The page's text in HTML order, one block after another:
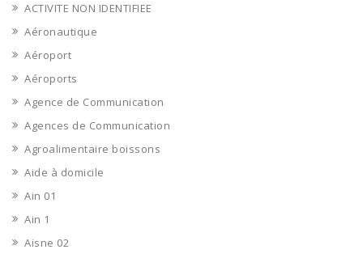
ACTIVITE NON IDENTIFIEE
Aéronautique
Aéroport
Aéroports
Agence de Communication
Agences de Communication
Agroalimentaire boissons
Aide à domicile
Ain 01
Ain 1
Aisne 02